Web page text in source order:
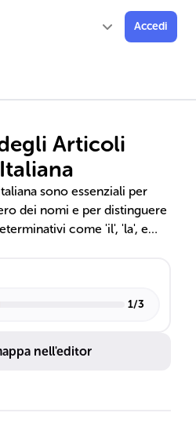
Accedi
Articoli
sono essenziali per
dei nomi e per distinguere
come 'il', 'la', e
'una', giocano un ruolo
utilizzazione è
1/3
nell'editor